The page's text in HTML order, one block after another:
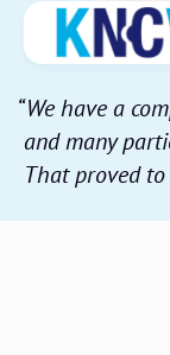
We have a
and many
That proved